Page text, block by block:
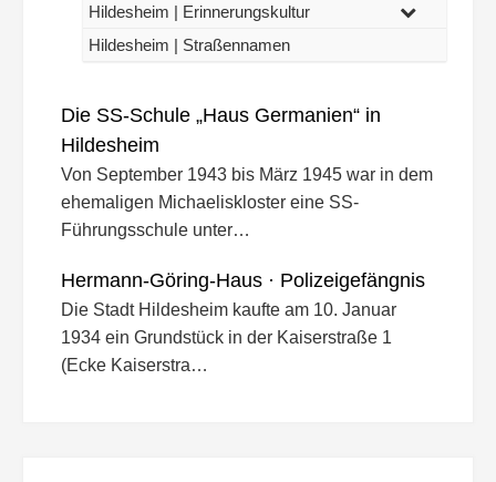
Hildesheim | Erinnerungskultur
Hildesheim | Straßennamen
Die SS-Schule „Haus Germanien“ in
Hildesheim
Von September 1943 bis März 1945 war in dem
ehemaligen Michaeliskloster eine SS-
Führungsschule unter…
Hermann-Göring-Haus · Polizeigefängnis
Die Stadt Hildesheim kaufte am 10. Januar
1934 ein Grundstück in der Kaiserstraße 1
(Ecke Kaiserstra…